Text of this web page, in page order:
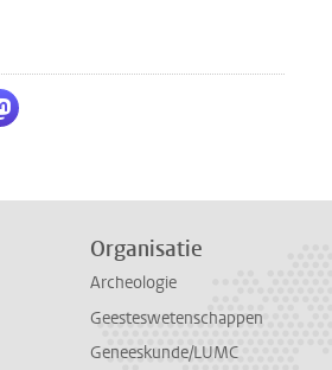
LinkedIn
via WhatsApp
Delen via Mastodon
Organisatie
Archeologie
Geesteswetenschappen
Geneeskunde/LUMC